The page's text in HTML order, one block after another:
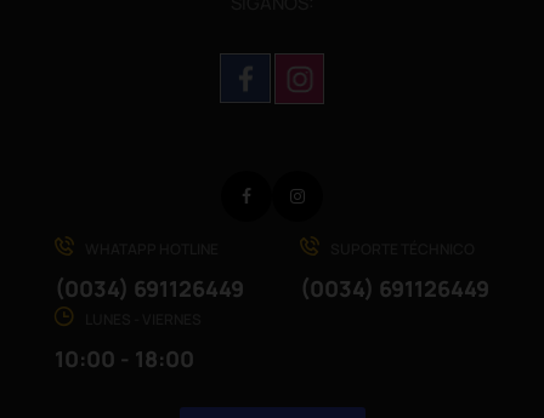
(0034) 691126449 (0034) 691126449
10:00 - 18:00
Facebook